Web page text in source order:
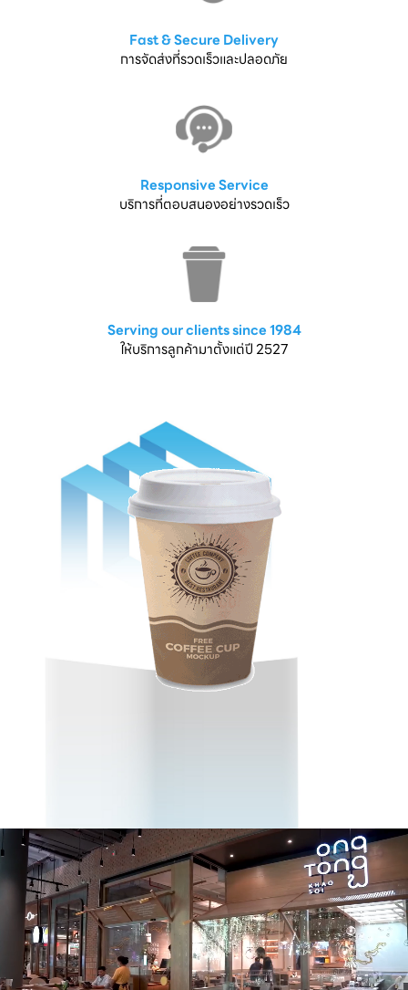
Fast & Secure Delivery
การจัดส่งที่รวดเร็วและปลอดภัย
Responsive Service
บริการที่ตอบสนองอย่างรวดเร็ว
Serving our clients since 1984
ให้บริการลูกค้ามาตั้งแต่ปี 2527